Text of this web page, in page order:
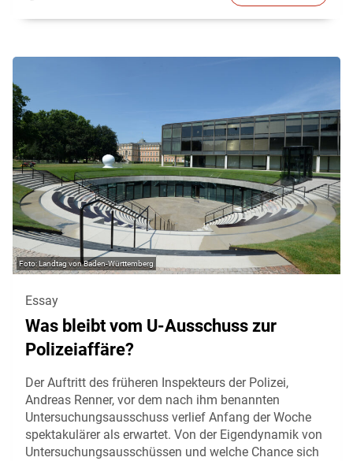
Landtag von Baden-Württemberg
Essay
Was bleibt vom U-Ausschuss zur
Polizeiaffäre?
Der Auftritt des früheren Inspekteurs der Polizei,
Andreas Renner, vor dem nach ihm benannten
Untersuchungsausschuss verlief Anfang der Woche
spektakulärer als erwartet. Von der Eigendynamik von
Untersuchungsausschüssen und welche Chance sich